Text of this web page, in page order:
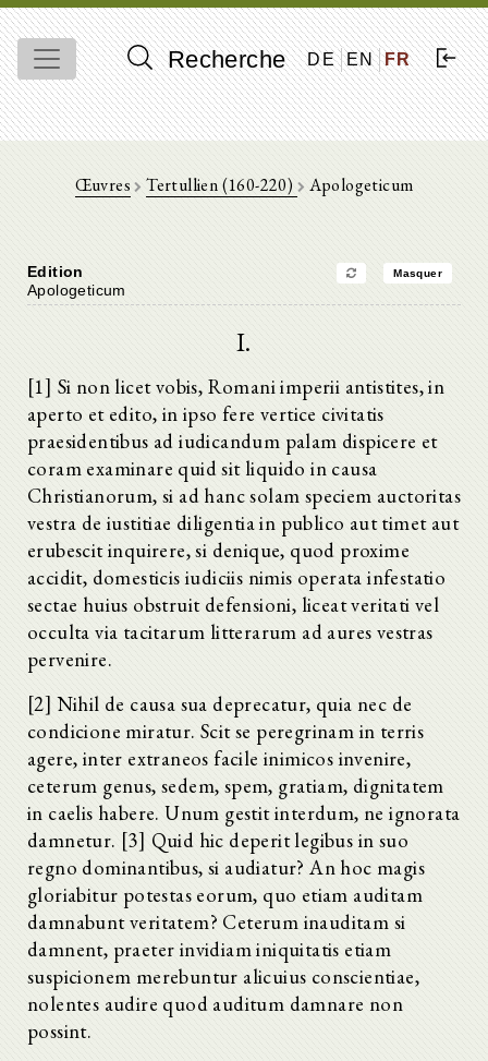
Recherche DE EN FR
Œuvres Tertullien (160-220) Apologeticum
Edition Masquer
Apologeticum
I.
[1] Si non licet vobis, Romani imperii antistites, in
aperto et edito, in ipso fere vertice civitatis
praesidentibus ad iudicandum palam dispicere et
coram examinare quid sit liquido in causa
Christianorum, si ad hanc solam speciem auctoritas
vestra de iustitiae diligentia in publico aut timet aut
erubescit inquirere, si denique, quod proxime
accidit, domesticis iudiciis nimis operata infestatio
sectae huius obstruit defensioni, liceat veritati vel
occulta via tacitarum litterarum ad aures vestras
pervenire.
[2] Nihil de causa sua deprecatur, quia nec de
condicione miratur. Scit se peregrinam in terris
agere, inter extraneos facile inimicos invenire,
ceterum genus, sedem, spem, gratiam, dignitatem
in caelis habere. Unum gestit interdum, ne ignorata
damnetur. [3] Quid hic deperit legibus in suo
regno dominantibus, si audiatur? An hoc magis
gloriabitur potestas eorum, quo etiam auditam
damnabunt veritatem? Ceterum inauditam si
damnent, praeter invidiam iniquitatis etiam
suspicionem merebuntur alicuius conscientiae,
nolentes audire quod auditum damnare non
possint.